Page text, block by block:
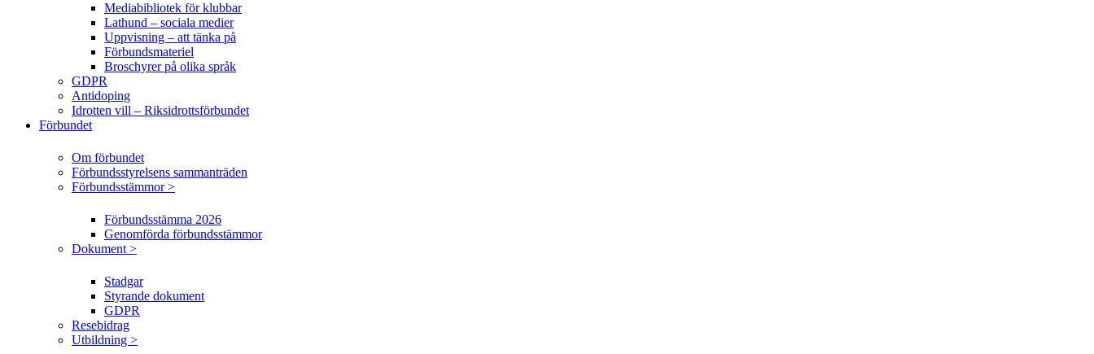
Mediabibliotek för klubbar
Lathund – sociala medier
Uppvisning – att tänka på
Förbundsmateriel
Broschyrer på olika språk
GDPR
Antidoping
Idrotten vill – Riksidrottsförbundet
Förbundet
Om förbundet
Förbundsstyrelsens sammanträden
Förbundsstämmor >
Förbundsstämma 2026
Genomförda förbundsstämmor
Dokument >
Stadgar
Styrande dokument
GDPR
Resebidrag
Utbildning >